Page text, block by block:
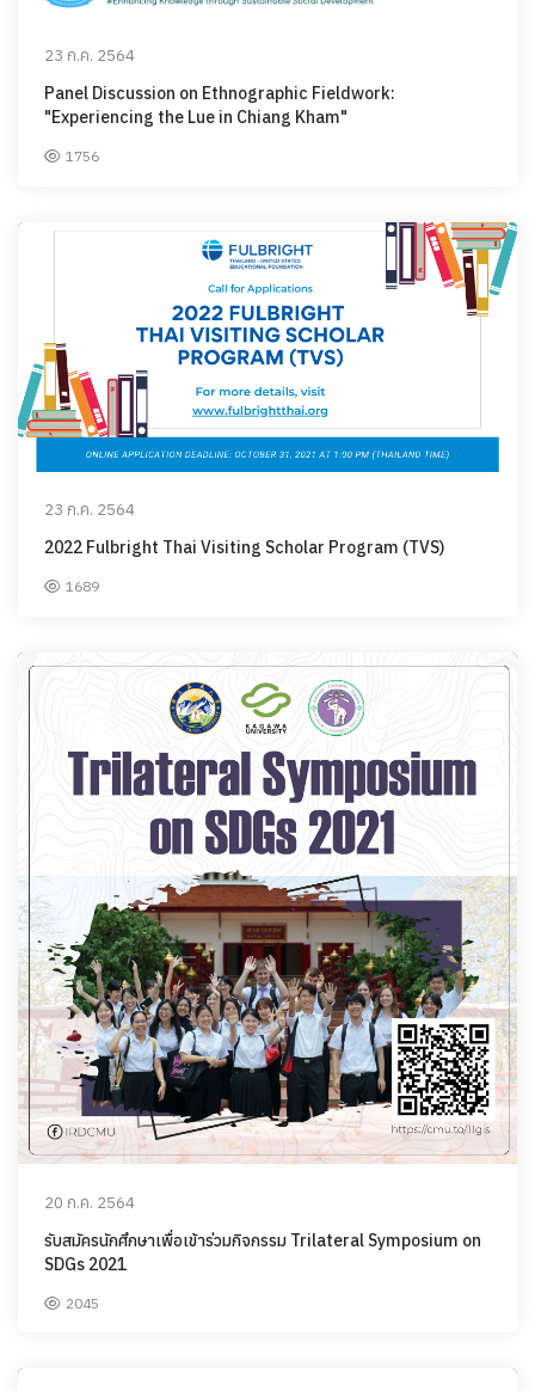
23 ก.ค. 2564
Panel Discussion on Ethnographic Fieldwork:
"Experiencing the Lue in Chiang Kham"
1756
23 ก.ค. 2564
2022 Fulbright Thai Visiting Scholar Program (TVS)
1689
20 ก.ค. 2564
รับสมัครนักศึกษาเพื่อเข้าร่วมกิจกรรม Trilateral Symposium on
SDGs 2021
2045